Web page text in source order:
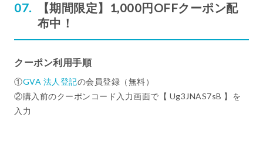
【期間限定】1,000円OFFクーポン配
布中！
クーポン利用手順
①GVA 法人登記の会員登録（無料）
②購入前のクーポンコード入力画面で【 Ug3JNAS7sB 】を
入力